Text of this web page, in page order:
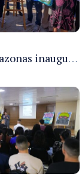
Governo do Amazonas inaugura primeiro Castramóvel Fluvial para atendimento veterinário às comunidades ribeirinhas e castração gratuita